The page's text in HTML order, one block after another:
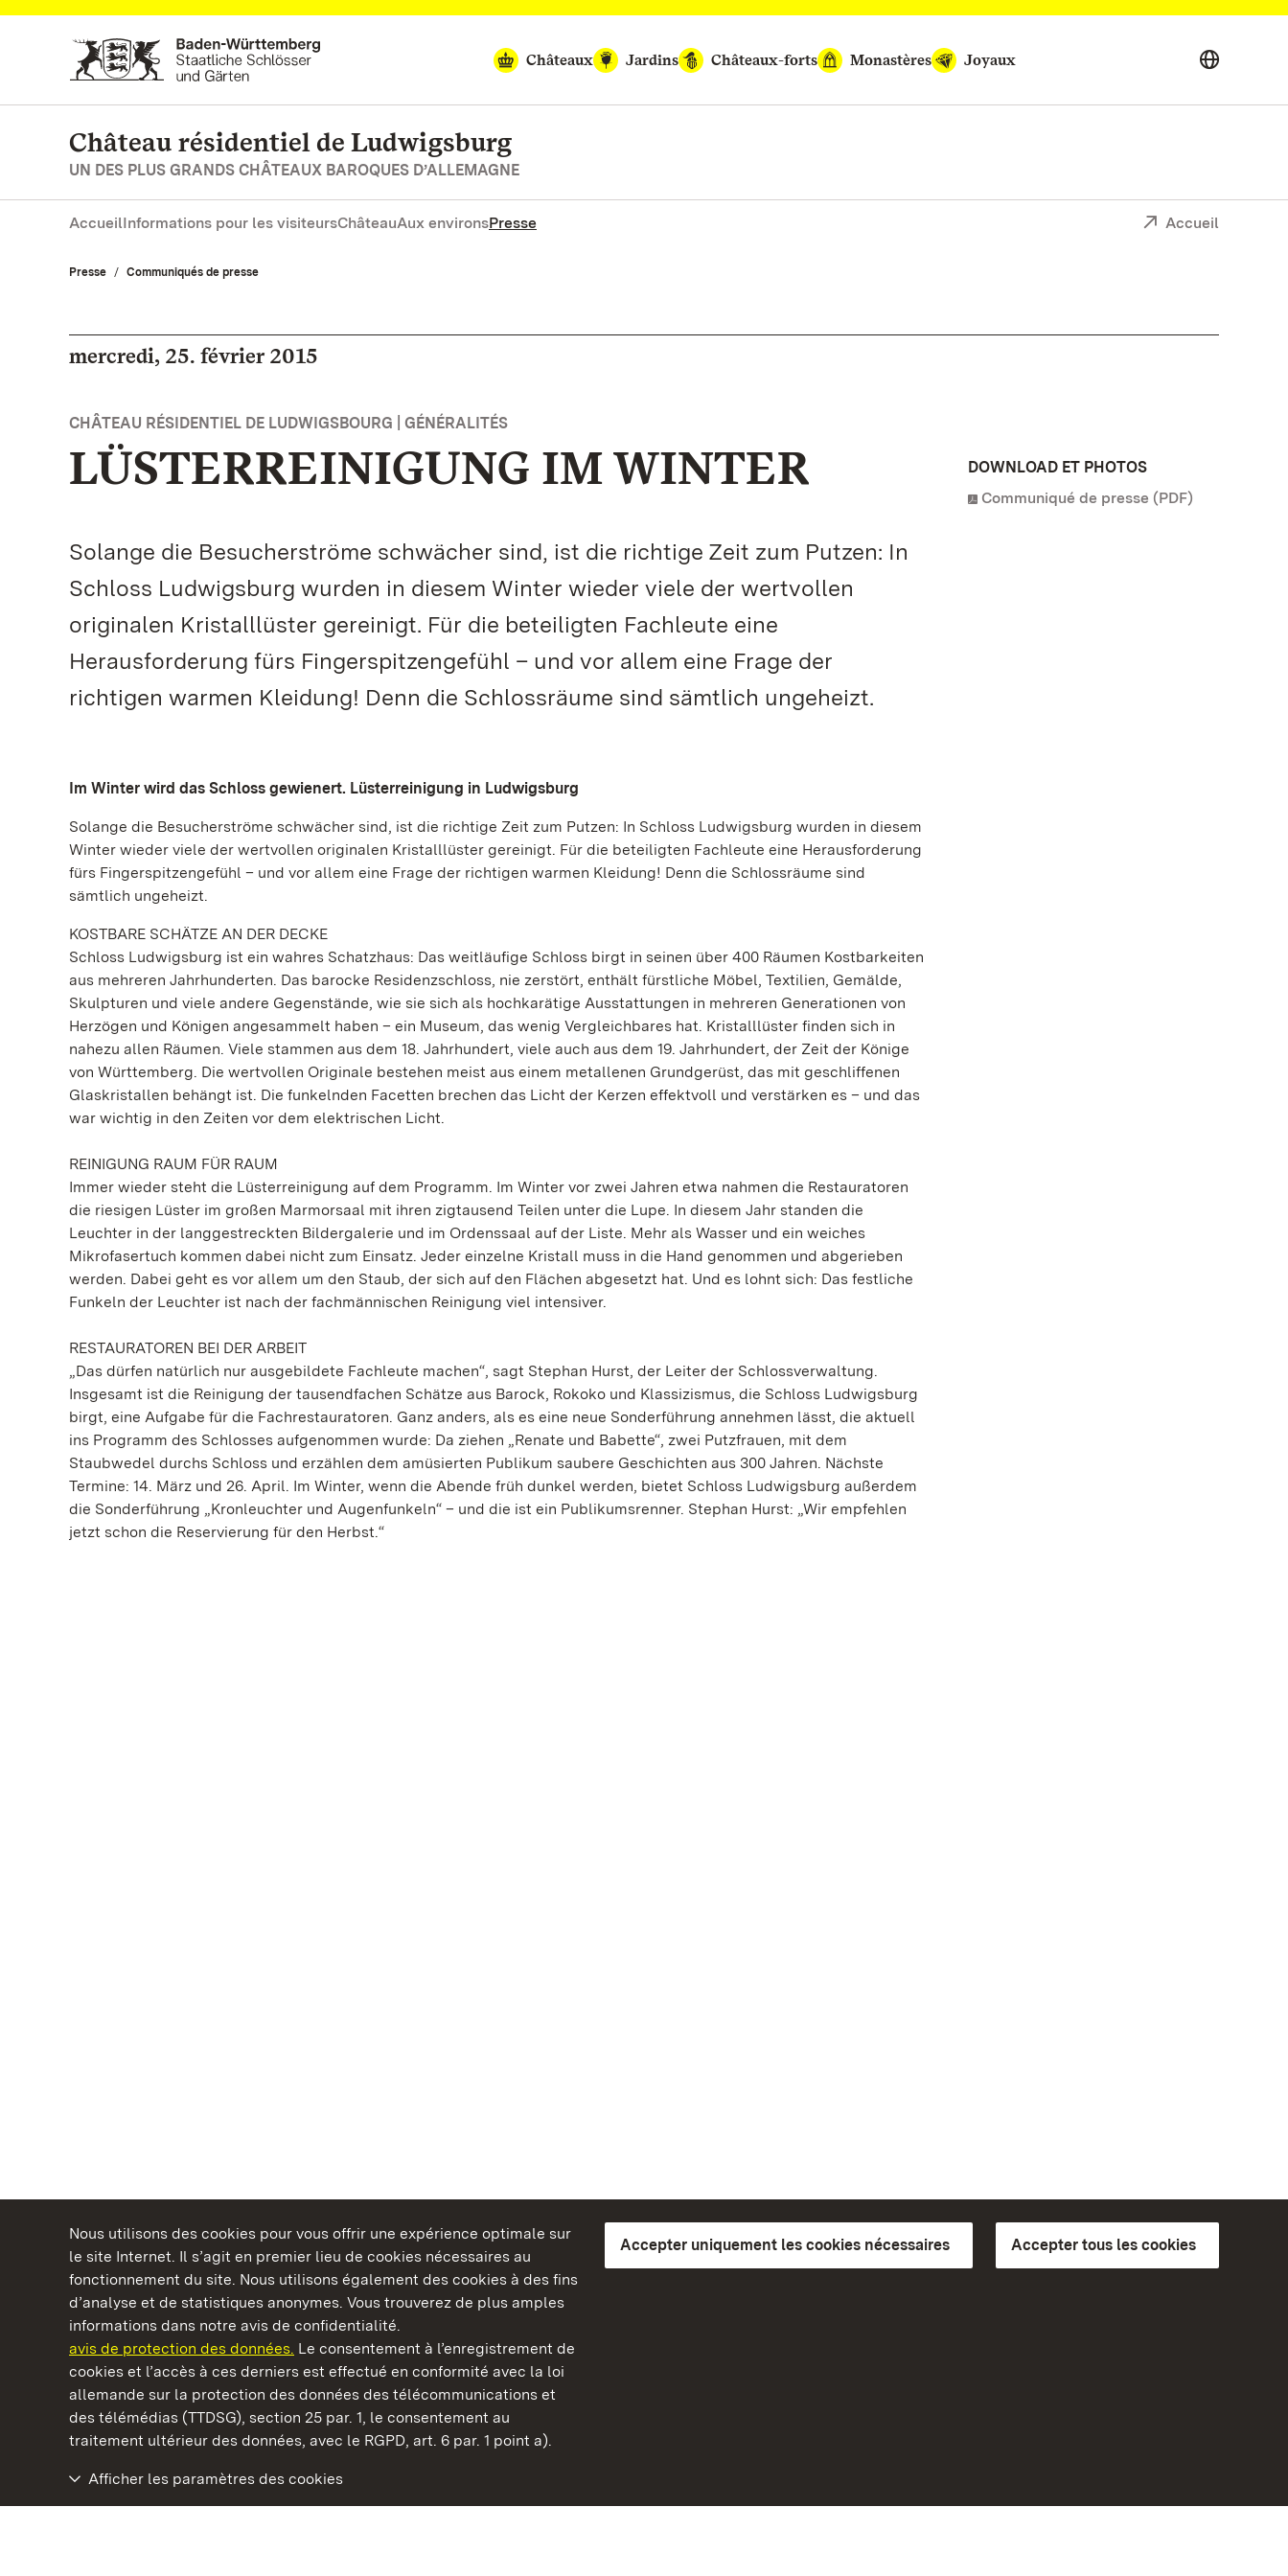
Nous utilisons des cookies pour vous offrir une expérience optimale sur
le site Internet. Il s’agit en premier lieu de cookies nécessaires au
fonctionnement du site. Nous utilisons également des cookies à des fins
d’analyse et de statistiques anonymes. Vous trouverez de plus amples
informations dans notre avis de confidentialité.
avis de protection des données. Le consentement à l’enregistrement de
cookies et l’accès à ces derniers est effectué en conformité avec la loi
allemande sur la protection des données des télécommunications et
des télémédias (TTDSG), section 25 par. 1, le consentement au
traitement ultérieur des données, avec le RGPD, art. 6 par. 1 point a).
Accepter uniquement les cookies nécessaires Accepter tous les cookies
Afficher les paramètres des cookies
Vers la page d’accueil
Châteaux
Jardins Châteaux-forts Monastères Joyaux
Château résidentiel de Ludwigsburg
UN DES PLUS GRANDS CHÂTEAUX BAROQUES D’ALLEMAGNE
AccueilInformations pour les visiteursChâteauAux environsPresse Accueil
Presse Communiqués de presse
mercredi, 25. février 2015
CHÂTEAU RÉSIDENTIEL DE LUDWIGSBOURG | GÉNÉRALITÉS
LÜSTERREINIGUNG IM WINTER
Solange die Besucherströme schwächer sind, ist die richtige Zeit zum Putzen: In
Schloss Ludwigsburg wurden in diesem Winter wieder viele der wertvollen
originalen Kristalllüster gereinigt. Für die beteiligten Fachleute eine
Herausforderung fürs Fingerspitzengefühl – und vor allem eine Frage der
richtigen warmen Kleidung! Denn die Schlossräume sind sämtlich ungeheizt.
Im Winter wird das Schloss gewienert. Lüsterreinigung in Ludwigsburg
Solange die Besucherströme schwächer sind, ist die richtige Zeit zum Putzen: In Schloss Ludwigsburg wurden in diesem
Winter wieder viele der wertvollen originalen Kristalllüster gereinigt. Für die beteiligten Fachleute eine Herausforderung
fürs Fingerspitzengefühl – und vor allem eine Frage der richtigen warmen Kleidung! Denn die Schlossräume sind
sämtlich ungeheizt.
KOSTBARE SCHÄTZE AN DER DECKE
Schloss Ludwigsburg ist ein wahres Schatzhaus: Das weitläufige Schloss birgt in seinen über 400 Räumen Kostbarkeiten
aus mehreren Jahrhunderten. Das barocke Residenzschloss, nie zerstört, enthält fürstliche Möbel, Textilien, Gemälde,
Skulpturen und viele andere Gegenstände, wie sie sich als hochkarätige Ausstattungen in mehreren Generationen von
Herzögen und Königen angesammelt haben – ein Museum, das wenig Vergleichbares hat. Kristalllüster finden sich in
nahezu allen Räumen. Viele stammen aus dem 18. Jahrhundert, viele auch aus dem 19. Jahrhundert, der Zeit der Könige
von Württemberg. Die wertvollen Originale bestehen meist aus einem metallenen Grundgerüst, das mit geschliffenen
Glaskristallen behängt ist. Die funkelnden Facetten brechen das Licht der Kerzen effektvoll und verstärken es – und das
war wichtig in den Zeiten vor dem elektrischen Licht.
REINIGUNG RAUM FÜR RAUM
Immer wieder steht die Lüsterreinigung auf dem Programm. Im Winter vor zwei Jahren etwa nahmen die Restauratoren
die riesigen Lüster im großen Marmorsaal mit ihren zigtausend Teilen unter die Lupe. In diesem Jahr standen die
Leuchter in der langgestreckten Bildergalerie und im Ordenssaal auf der Liste. Mehr als Wasser und ein weiches
Mikrofasertuch kommen dabei nicht zum Einsatz. Jeder einzelne Kristall muss in die Hand genommen und abgerieben
werden. Dabei geht es vor allem um den Staub, der sich auf den Flächen abgesetzt hat. Und es lohnt sich: Das festliche
Funkeln der Leuchter ist nach der fachmännischen Reinigung viel intensiver.
RESTAURATOREN BEI DER ARBEIT
„Das dürfen natürlich nur ausgebildete Fachleute machen“, sagt Stephan Hurst, der Leiter der Schlossverwaltung.
Insgesamt ist die Reinigung der tausendfachen Schätze aus Barock, Rokoko und Klassizismus, die Schloss Ludwigsburg
birgt, eine Aufgabe für die Fachrestauratoren. Ganz anders, als es eine neue Sonderführung annehmen lässt, die aktuell
ins Programm des Schlosses aufgenommen wurde: Da ziehen „Renate und Babette“, zwei Putzfrauen, mit dem
Staubwedel durchs Schloss und erzählen dem amüsierten Publikum saubere Geschichten aus 300 Jahren. Nächste
Termine: 14. März und 26. April. Im Winter, wenn die Abende früh dunkel werden, bietet Schloss Ludwigsburg außerdem
die Sonderführung „Kronleuchter und Augenfunkeln“ – und die ist ein Publikumsrenner. Stephan Hurst: „Wir empfehlen
jetzt schon die Reservierung für den Herbst.“
DOWNLOAD ET PHOTOS
Communiqué de presse (PDF)
Châteaux et jardins publics du Bade-Wurtemberg
Château résidentiel de Ludwigsburg
Explications sur l’accessibilité